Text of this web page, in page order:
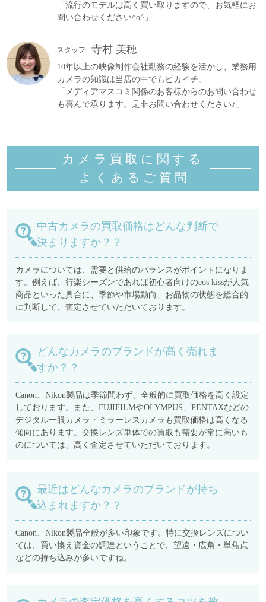
「流行のモデルは高く買い取りますので、お気軽にお
問い合わせください^o^」
スタッフ 寺村 美穂
10年以上の映像制作会社勤務の経験を活かし、業務用
カメラの知識は当店の中でもピカイチ。
「メディアマスコミ関係のお客様からのお問い合わせ
も喜んで承ります。是非お問い合わせください♪」
カメラ買取に関する
よくあるご質 問
中古カメラの買取価格はどんな判断で
決まりますか？？
カメラについては、需要と供給のバランスがポイントになりま
す。例えば、行楽シーズンであれば初心者向けのeos kissが人気
商品といった具合に、季節や市場動向、お品物の状態を総合的
に判断して、査定させていただいております。
どんなカメラのブランドが高く売れま
すか？？
Canon、Nikon製品は季節問わず、全般的に買取価格を高く設定
しております。また、FUJIFILMやOLYMPUS、PENTAXなどの
デジタル一眼カメラ・ミラーレスカメラも買取価格は高くなる
傾向にあります。交換レンズ単体での買取も需要が常に高いも
のについては、高く査定させていただいております。
最近はどんなカメラのブランドが持ち
込まれますか？？
Canon、Nikon製品全般が多い印象です。特に交換レンズについ
ては、買い換え資金の調達ということで、望遠・広角・単焦点
などの持ち込みが多いですね。